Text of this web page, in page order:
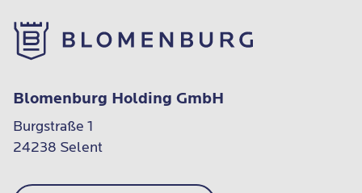
Blomenburg Holding GmbH
Burgstraße 1
24238 Selent